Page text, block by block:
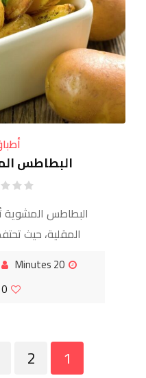
البطاطس
البطاطس المشوية
المقلية، حيث
الألياف، ويمكن
20 Minutes
0